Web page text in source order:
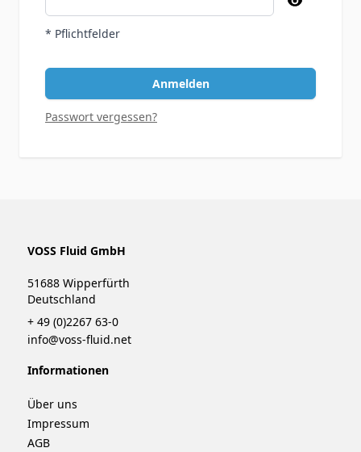
* Pflichtfelder
Anmelden
Passwort vergessen?
VOSS Fluid GmbH
51688 Wipperfürth
Deutschland
+ 49 (0)2267 63-0
info@voss-fluid.net
Informationen
Über uns
Impressum
AGB